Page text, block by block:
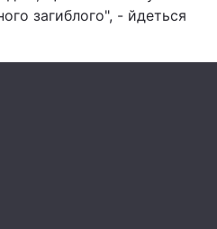
загиблого", - йдеться